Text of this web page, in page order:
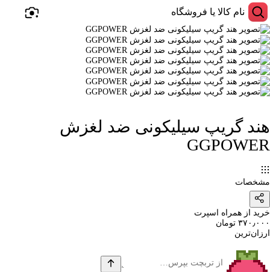
هند گریپ سیلیکونی ضد لغزش
GGPOWER
مشخصات
خرید از همراه اسپرت
۳۷۰٫۰۰۰ تومان
ارزان‌ترین